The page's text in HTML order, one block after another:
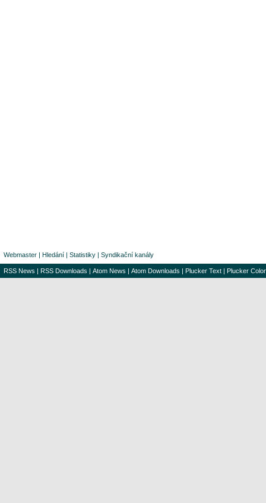
Webmaster | Hledání | Statistiky | Syndikační kanály
RSS News | RSS Downloads | Atom News | Atom Downloads | Plucker Text | Plucker Color